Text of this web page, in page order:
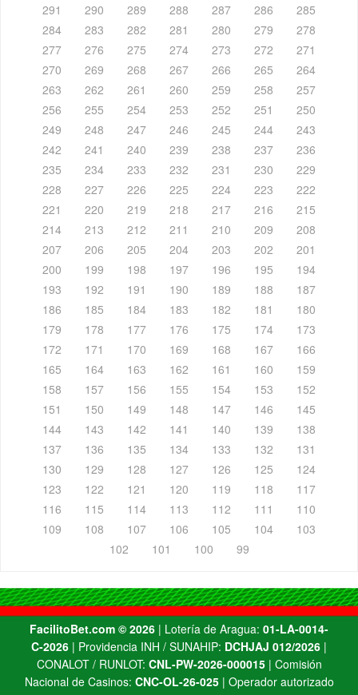
291
290 289 288 287 286
285
284
283 282 281 280 279
278
277
276 275 274 273 272
271
270
269 268 267 266 265
264
263
262 261 260 259 258
257
256
255 254 253 252 251
250
249
248 247 246 245 244
243
242
241 240 239 238 237
236
235
234 233 232 231 230
229
228
227 226 225 224 223
222
221
220 219 218 217 216
215
214
213 212 211 210 209
208
207
206 205 204 203 202
201
200
199 198 197 196 195
194
193
192 191 190 189 188
187
186
185 184 183 182 181
180
179
178 177 176 175 174
173
172
171 170 169 168 167
166
165
164 163 162 161 160
159
158
157 156 155 154 153
152
151
150 149 148 147 146
145
144
143 142 141 140 139
138
137
136 135 134 133 132
131
130
129 128 127 126 125
124
123
122 121 120 119 118
117
116
115 114 113 112 111
110
109
108 107 106 105 104
103
102
101 100 99
FacilitoBet.com ©️ 2026 | Lotería de Aragua: 01-LA-0014-
C-2026 | Providencia INH / SUNAHIP: DCHJAJ 012/2026 |
CONALOT / RUNLOT: CNL-PW-2026-000015| Comisión
Nacional de Casinos: CNC-OL-26-025| Operador autorizado